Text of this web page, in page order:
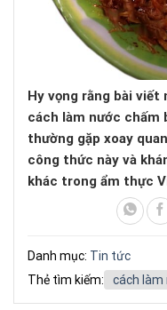
Hy vọng rằng bài viết
cách làm nước chấm
thường gặp xoay
công thức này và
khác trong ẩm thực
Danh mục: Tin tức
Thẻ tìm kiếm:
cách làm